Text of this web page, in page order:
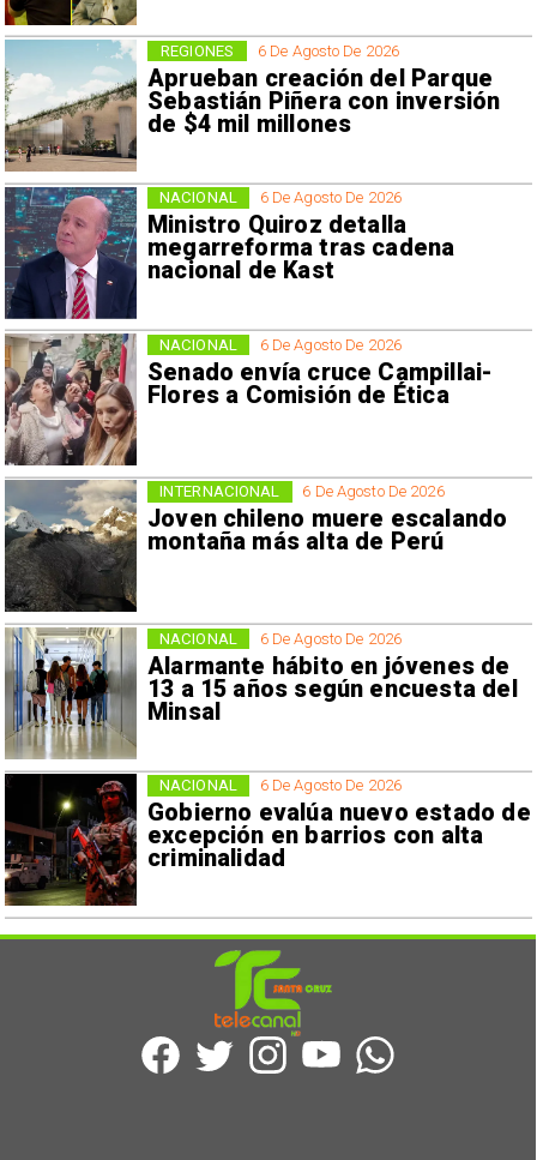
6 De Agosto De 2026
Aprueban creación del Parque
Sebastián Piñera con inversión
de $4 mil millones
REGIONES
6 De Agosto De 2026
Ministro Quiroz detalla
megarreforma tras cadena
nacional de Kast
NACIONAL
6 De Agosto De 2026
Senado envía cruce Campillai-
Flores a Comisión de Ética
NACIONAL
6 De Agosto De 2026
Joven chileno muere escalando
montaña más alta de Perú
INTERNACIONAL
6 De Agosto De 2026
Alarmante hábito en jóvenes de
13 a 15 años según encuesta del
Minsal
NACIONAL
6 De Agosto De 2026
Gobierno evalúa nuevo estado de
excepción en barrios con alta
criminalidad
NACIONAL